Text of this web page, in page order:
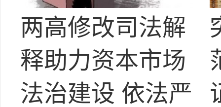
两高修改司法解
释助力资本市场
法治建设 依法严